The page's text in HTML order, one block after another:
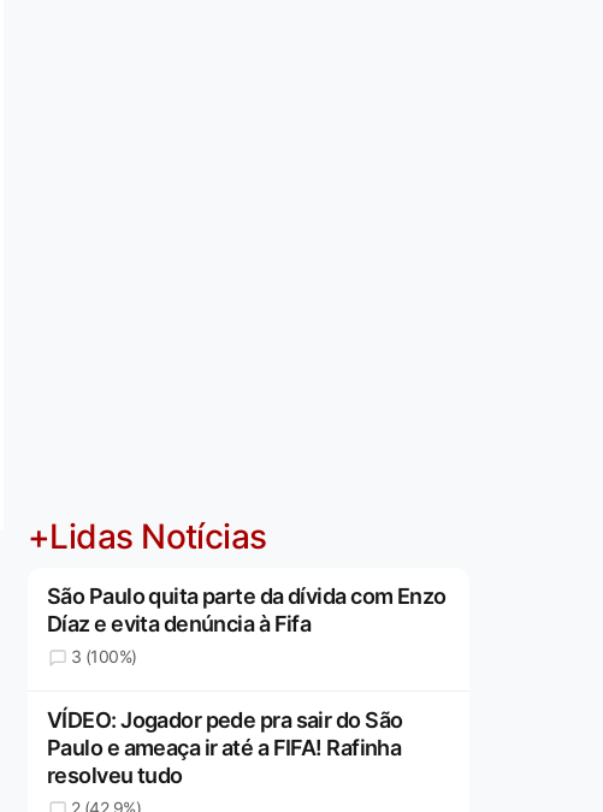
+Lidas Notícias
São Paulo quita parte da dívida com Enzo
Díaz e evita denúncia à Fifa
3 (100%)
VÍDEO: Jogador pede pra sair do São
Paulo e ameaça ir até a FIFA! Rafinha
resolveu tudo